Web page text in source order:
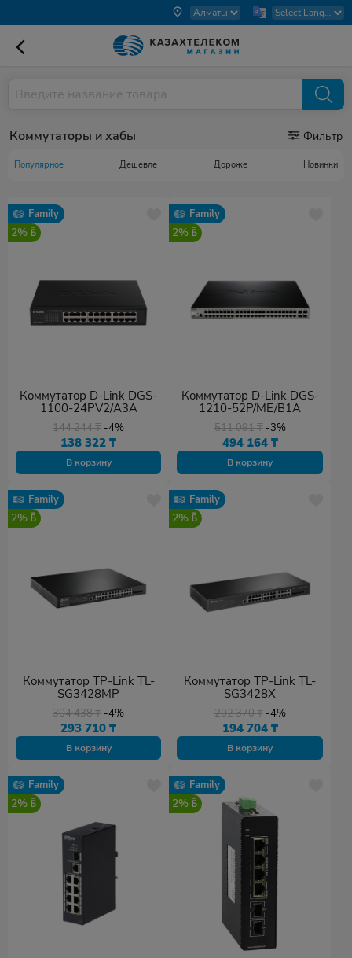
Коммутаторы и хабы Фильтр
Популярное Дешевле Дороже Новинки
Family
2%
Коммутатор D-Link DGS-
1100-24PV2/A3A
144 244₸ -4%
138 322₸
В корзину
Family
2%
Коммутатор D-Link DGS-
1210-52P/ME/B1A
511 091₸ -3%
494 164 ₸
В корзину
Family
2%
Коммутатор TP-Link TL-
SG3428MP
304 438₸ -4%
293 710₸
В корзину
Family
2%
Коммутатор TP-Link TL-
SG3428X
202 370₸ -4%
194 704 ₸
В корзину
Family
2%
Family
2%